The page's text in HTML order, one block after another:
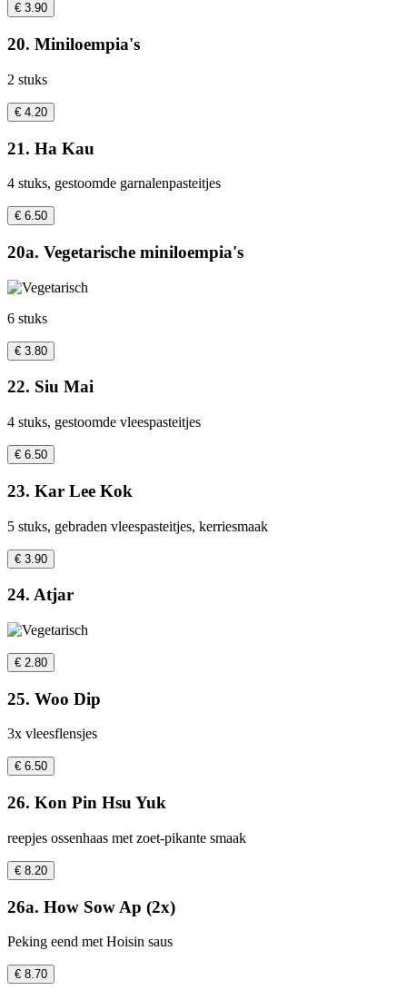
€ 3.90
20. Miniloempia's
2 stuks
€ 4.20
21. Ha Kau
4 stuks, gestoomde garnalenpasteitjes
€ 6.50
20a. Vegetarische miniloempia's
6 stuks
€ 3.80
22. Siu Mai
4 stuks, gestoomde vleespasteitjes
€ 6.50
23. Kar Lee Kok
5 stuks, gebraden vleespasteitjes, kerriesmaak
€ 3.90
24. Atjar
€ 2.80
25. Woo Dip
3x vleesflensjes
€ 6.50
26. Kon Pin Hsu Yuk
reepjes ossenhaas met zoet-pikante smaak
€ 8.20
26a. How Sow Ap (2x)
Peking eend met Hoisin saus
€ 8.70